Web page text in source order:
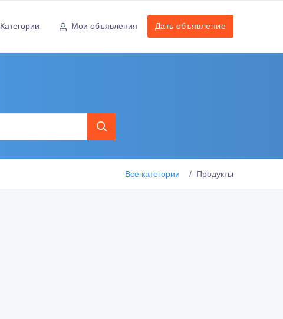
Категории Мои объявления Дать объявление
Все категории Продукты